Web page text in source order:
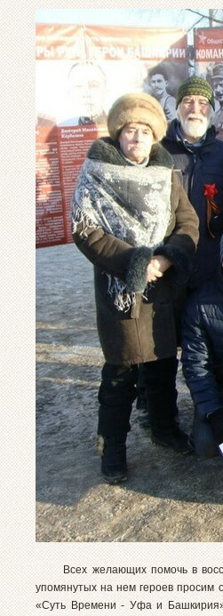
Всех желающих помочь в
упомянутых на нем героев просим
«Суть Времени - Уфа и